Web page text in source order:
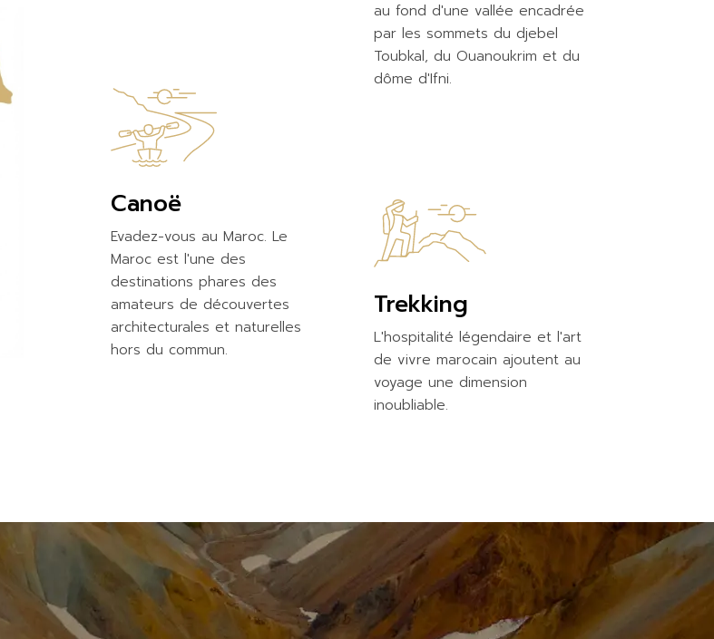
Canoë
Evadez-vous au Maroc. Le
Maroc est l'une des
destinations phares des
amateurs de découvertes
architecturales et naturelles
hors du commun.
au fond d'une vallée encadrée
par les sommets du djebel
Toubkal, du Ouanoukrim et du
dôme d'Ifni.
Trekking
L'hospitalité légendaire et l'art
de vivre marocain ajoutent au
voyage une dimension
inoubliable.